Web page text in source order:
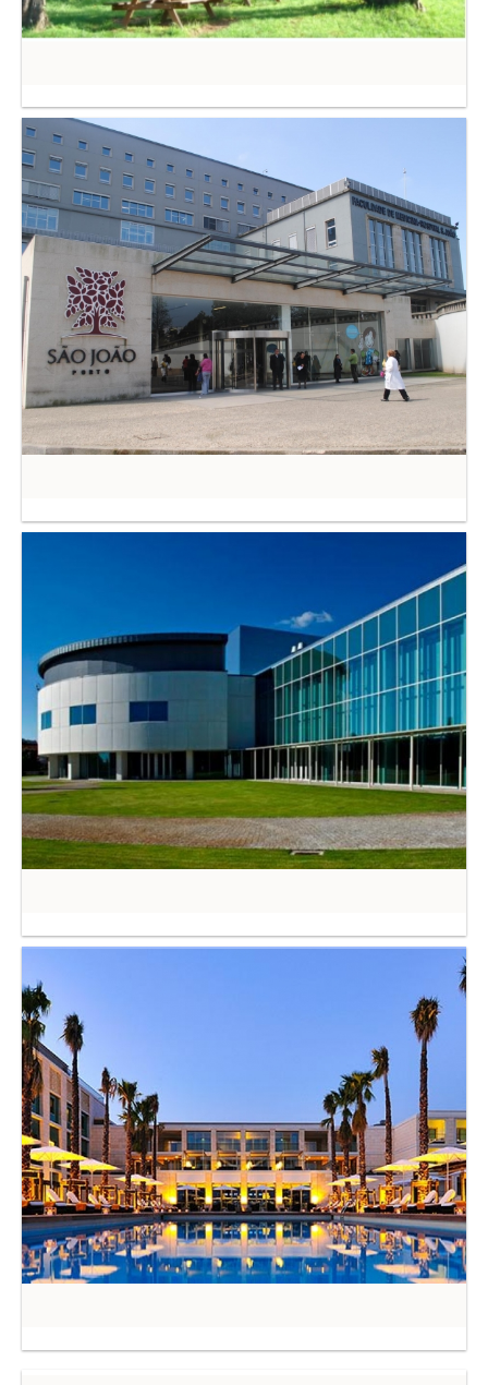
HOSPITAL S. JOÃO
LABORATÓRIO IBÉRICO
NANOTECNOLOGIA
HOTEL TIVOLI VICTORIA